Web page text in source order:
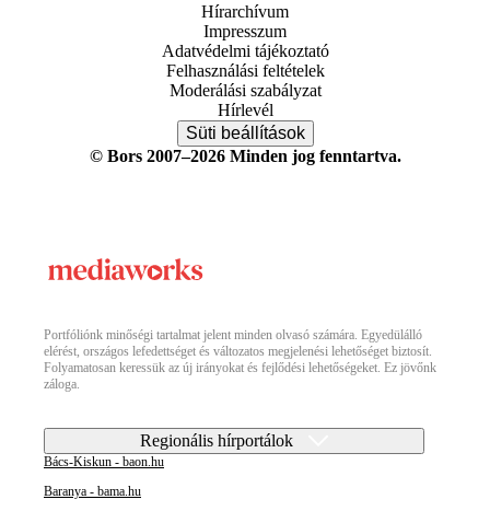
Hírarchívum
Impresszum
Adatvédelmi tájékoztató
Felhasználási feltételek
Moderálási szabályzat
Hírlevél
Süti beállítások
© Bors 2007–2026 Minden jog fenntartva.
Portfóliónk minőségi tartalmat jelent minden olvasó számára. Egyedülálló
elérést, országos lefedettséget és változatos megjelenési lehetőséget biztosít.
Folyamatosan keressük az új irányokat és fejlődési lehetőségeket. Ez jövőnk
záloga.
Regionális hírportálok
Bács-Kiskun - baon.hu
Baranya - bama.hu